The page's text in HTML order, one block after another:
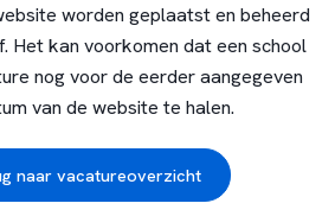
worden geplaatst en beheerd
Het kan voorkomen dat een school
nog voor de eerder aangegeven
van de website te halen.
naar vacatureoverzicht